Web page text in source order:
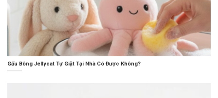
Gấu Bông Jellycat Tự Giặt Tại Nhà Có Được Không?